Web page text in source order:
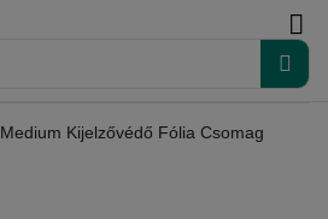
Medium Kijelzővédő Fólia Csomag